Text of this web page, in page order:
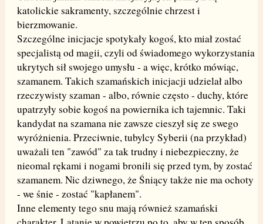
katolickie sakramenty, szczególnie chrzest i
bierzmowanie.
Szczególne inicjacje spotykały kogoś, kto miał zostać
specjalistą od magii, czyli od świadomego wykorzystania
ukrytych sił swojego umysłu - a więc, krótko mówiąc,
szamanem. Takich szamańskich inicjacji udzielał albo
rzeczywisty szaman - albo, równie często - duchy, które
upatrzyły sobie kogoś na powiernika ich tajemnic. Taki
kandydat na szamana nie zawsze cieszył się ze swego
wyróżnienia. Przeciwnie, tubylcy Syberii (na przykład)
uważali ten "zawód" za tak trudny i niebezpieczny, że
nieomal rękami i nogami bronili się przed tym, by zostać
szamanem. Nic dziwnego, że Śniący także nie ma ochoty
- we śnie - zostać "kapłanem".
Inne elementy tego snu mają również szamański